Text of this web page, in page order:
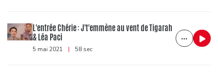
L'entrée Chérie : J't'emmène au vent de Tigarah
& Léa Paci
5 mai 2021 | 58 sec